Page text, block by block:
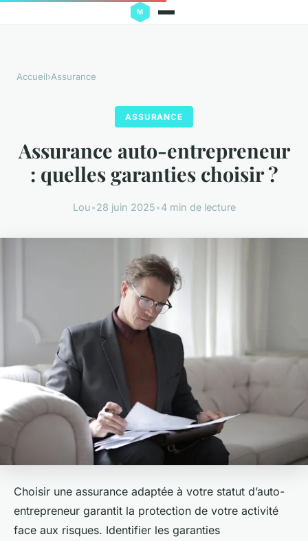
Accueil›Assurance
ASSURANCE
Assurance auto-entrepreneur
: quelles garanties choisir ?
Lou•28 juin 2025•4 min de lecture
Choisir une assurance adaptée à votre statut d’auto-
entrepreneur garantit la protection de votre activité
face aux risques. Identifier les garanties